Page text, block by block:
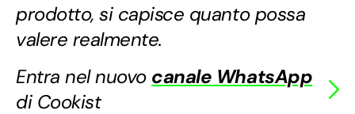
prodotto, si capisce quanto possa
valere realmente.
Entra nel nuovo canale WhatsApp
di Cookist